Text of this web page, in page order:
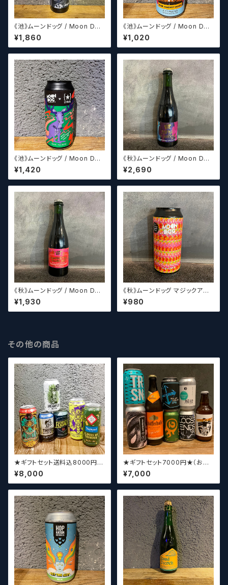
《池》ムーンドッグ / Moon Dog
XII
¥1,860
《池》ムーンドッグ / Moon Dog
Rescue All Stars(パッケージ
デザイン8種からランダムに発送
させていただきます。)
¥1,020
《池》ムーンドッグ / Moon Dog
Mooseroo
¥1,420
《秋》ムーンドッグ / Moon Dog
Jumping The Shark 2013
¥2,690
《秋》ムーンドッグ / Moon Dog
Jumping The Shark 2021
¥1,930
《秋》ムーンドッグ マジックアイP
A II / Moon Dog Magic Eye
PA II
¥980
その他の商品
★ギフトセット送料込8000円★
（お好みに合わせて高価なビー
ルも含めて5～6本チョイスさせ
ていただきます）【クラフトビー
¥8,000
★ギフトセット7000円★（お好
みに合わせて5～8本チョイスさ
せていただきます）【クラフトビー
ル】
¥7,000